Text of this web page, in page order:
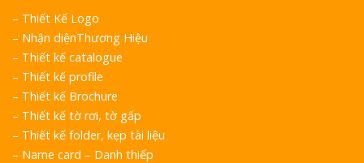
– Thiết Kế Logo
– Nhận diệnThương Hiệu
– Thiết kế catalogue
– Thiết kế profile
– Thiết kế Brochure
– Thiết kế tờ rơi, tờ gấp
– Thiết kế folder, kẹp tài liệu
– Name card – Danh thiếp